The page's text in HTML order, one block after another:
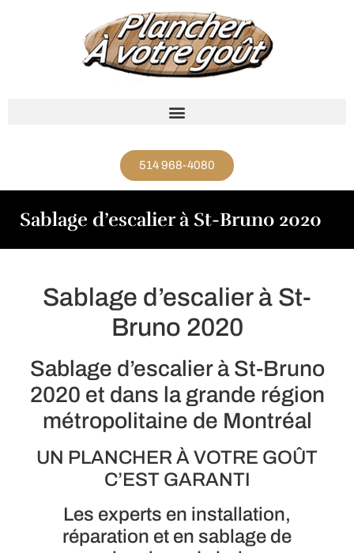
514 968-4080
Sablage d’escalier à St-Bruno 2020
Sablage d’escalier à St-
Bruno 2020
Sablage d’escalier à St-Bruno
2020 et dans la grande région
métropolitaine de Montréal
UN PLANCHER À VOTRE GOÛT
C’EST GARANTI
Les experts en installation,
réparation et en sablage de